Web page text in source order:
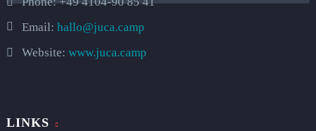
Email: hallo@juca.camp
Website: www.juca.camp
LINKS